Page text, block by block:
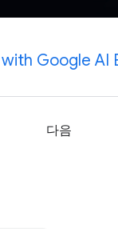
Google AI
다음